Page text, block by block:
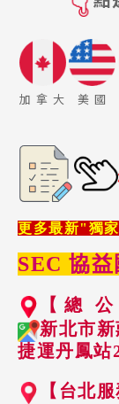
加 拿 大 美 國
更多最新"獨
SEC 協
【 總 公
新北市
捷運丹鳳站
【台北服